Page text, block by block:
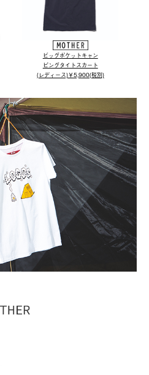
ビッグポケットキャン
ピングタイトスカート
(レディース)￥5,900(税別)